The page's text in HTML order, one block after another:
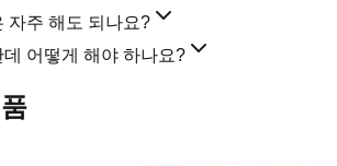
자주 해도 되나요?
어떻게 해야 하나요?